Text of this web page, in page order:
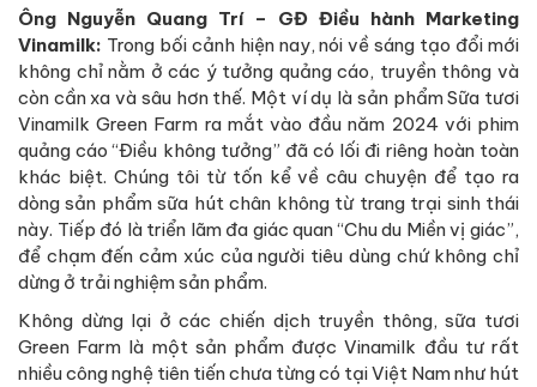
Ông Nguyễn Quang Trí – GĐ Điều hành Marketing
Vinamilk: Trong bối cảnh hiện nay, nói về sáng tạo đổi mới
không chỉ nằm ở các ý tưởng quảng cáo, truyền thông và
còn cần xa và sâu hơn thế. Một ví dụ là sản phẩm Sữa tươi
Vinamilk Green Farm ra mắt vào đầu năm 2024 với phim
quảng cáo “Điều không tưởng” đã có lối đi riêng hoàn toàn
khác biệt. Chúng tôi từ tốn kể về câu chuyện để tạo ra
dòng sản phẩm sữa hút chân không từ trang trại sinh thái
này. Tiếp đó là triển lãm đa giác quan “Chu du Miền vị giác”,
để chạm đến cảm xúc của người tiêu dùng chứ không chỉ
dừng ở trải nghiệm sản phẩm.
Không dừng lại ở các chiến dịch truyền thông, sữa tươi
Green Farm là một sản phẩm được Vinamilk đầu tư rất
nhiều công nghệ tiên tiến chưa từng có tại Việt Nam như hút